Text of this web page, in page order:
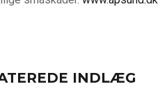
INDLÆG